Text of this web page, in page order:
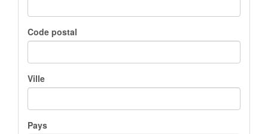
Code postal
Ville
Pays